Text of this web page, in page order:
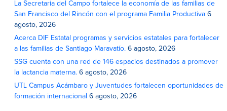
La Secretaria del Campo fortalece la economía de las familias de
San Francisco del Rincón con el programa Familia Productiva 6
agosto, 2026
Acerca DIF Estatal programas y servicios estatales para fortalecer
a las familias de Santiago Maravatío. 6 agosto, 2026
SSG cuenta con una red de 146 espacios destinados a promover
la lactancia materna. 6 agosto, 2026
UTL Campus Acámbaro y Juventudes fortalecen oportunidades de
formación internacional 6 agosto, 2026